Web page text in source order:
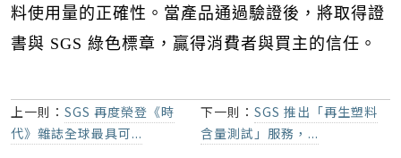
料使用量的正確性。當產品通過驗證後，將取得證
書與 SGS 綠色標章，贏得消費者與買主的信任。
上一則： SGS 再度榮登《時
代》雜誌全球最具可...
下一則： SGS 推出「再生塑料
含量測試」服務，...